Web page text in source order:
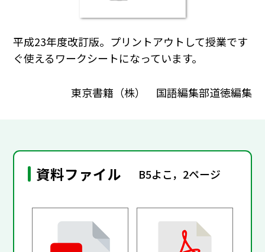
平成23年度改訂版。プリントアウトして授業です
ぐ使えるワークシートになっています。
東京書籍（株） 国語編集部道徳編集
資料ファイル B5よこ，2ページ